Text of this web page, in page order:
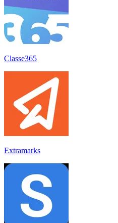
Classe365
Extramarks